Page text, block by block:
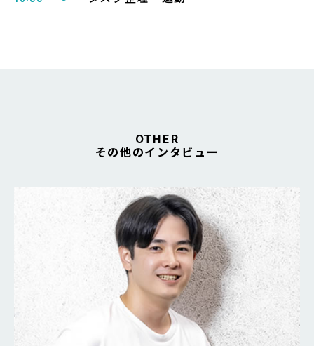
OTHER
その他のインタビュー